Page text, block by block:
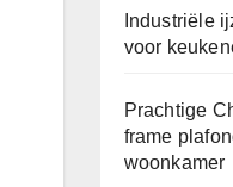
Industriële
voor
Prachtige
frame
woonkamer